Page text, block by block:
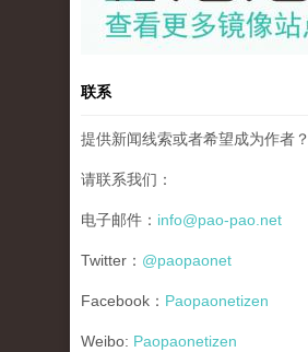
联系
提供新闻线索或者希望成为作者？
请联系我们：
电子邮件： info@pao-pao.net
Twitter： @paopaonet
Facebook： Paopaonetizen
Weibo: Paopaonetizen